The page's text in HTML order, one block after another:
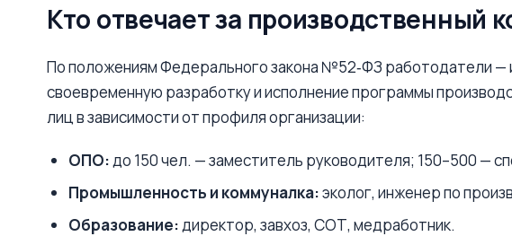
Кто отвечает за производственный
По положениям Федерального закона №52‑ФЗ работодатели —
своевременную разработку и исполнение программы
лиц в зависимости от профиля организации:
ОПО:до 150 чел. — заместитель руководителя; 150–500 —
Промышленность и коммуналка:эколог, инженер по
Образование:директор, завхоз, СОТ, медработник.